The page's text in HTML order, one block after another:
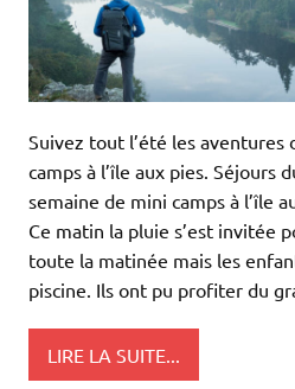
Suivez tout l’été les aventures
camps à l’île aux pies. Séjours
semaine de mini camps à l’île
Ce matin la pluie s’est invitée
toute la matinée mais les
piscine. Ils ont pu profiter du
LIRE LA SUITE...